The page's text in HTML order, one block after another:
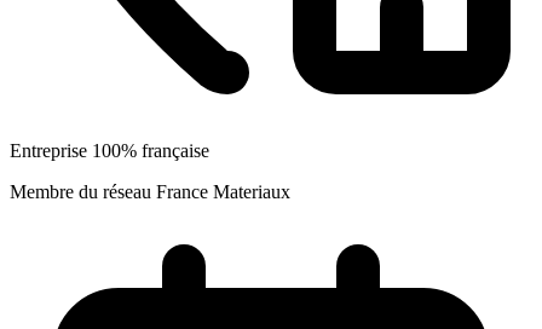
Entreprise 100% française
Membre du réseau France Materiaux